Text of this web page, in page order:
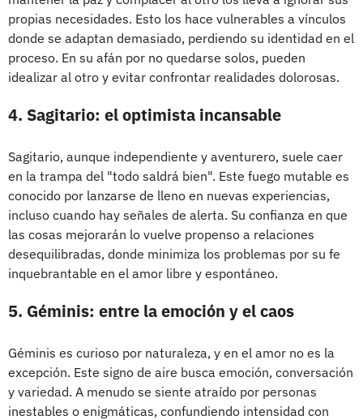
propias necesidades. Esto los hace vulnerables a vínculos
donde se adaptan demasiado, perdiendo su identidad en el
proceso. En su afán por no quedarse solos, pueden
idealizar al otro y evitar confrontar realidades dolorosas.
4. Sagitario: el optimista incansable
Sagitario, aunque independiente y aventurero, suele caer
en la trampa del "todo saldrá bien". Este fuego mutable es
conocido por lanzarse de lleno en nuevas experiencias,
incluso cuando hay señales de alerta. Su confianza en que
las cosas mejorarán lo vuelve propenso a relaciones
desequilibradas, donde minimiza los problemas por su fe
inquebrantable en el amor libre y espontáneo.
5. Géminis: entre la emoción y el caos
Géminis es curioso por naturaleza, y en el amor no es la
excepción. Este signo de aire busca emoción, conversación
y variedad. A menudo se siente atraído por personas
inestables o enigmáticas, confundiendo intensidad con